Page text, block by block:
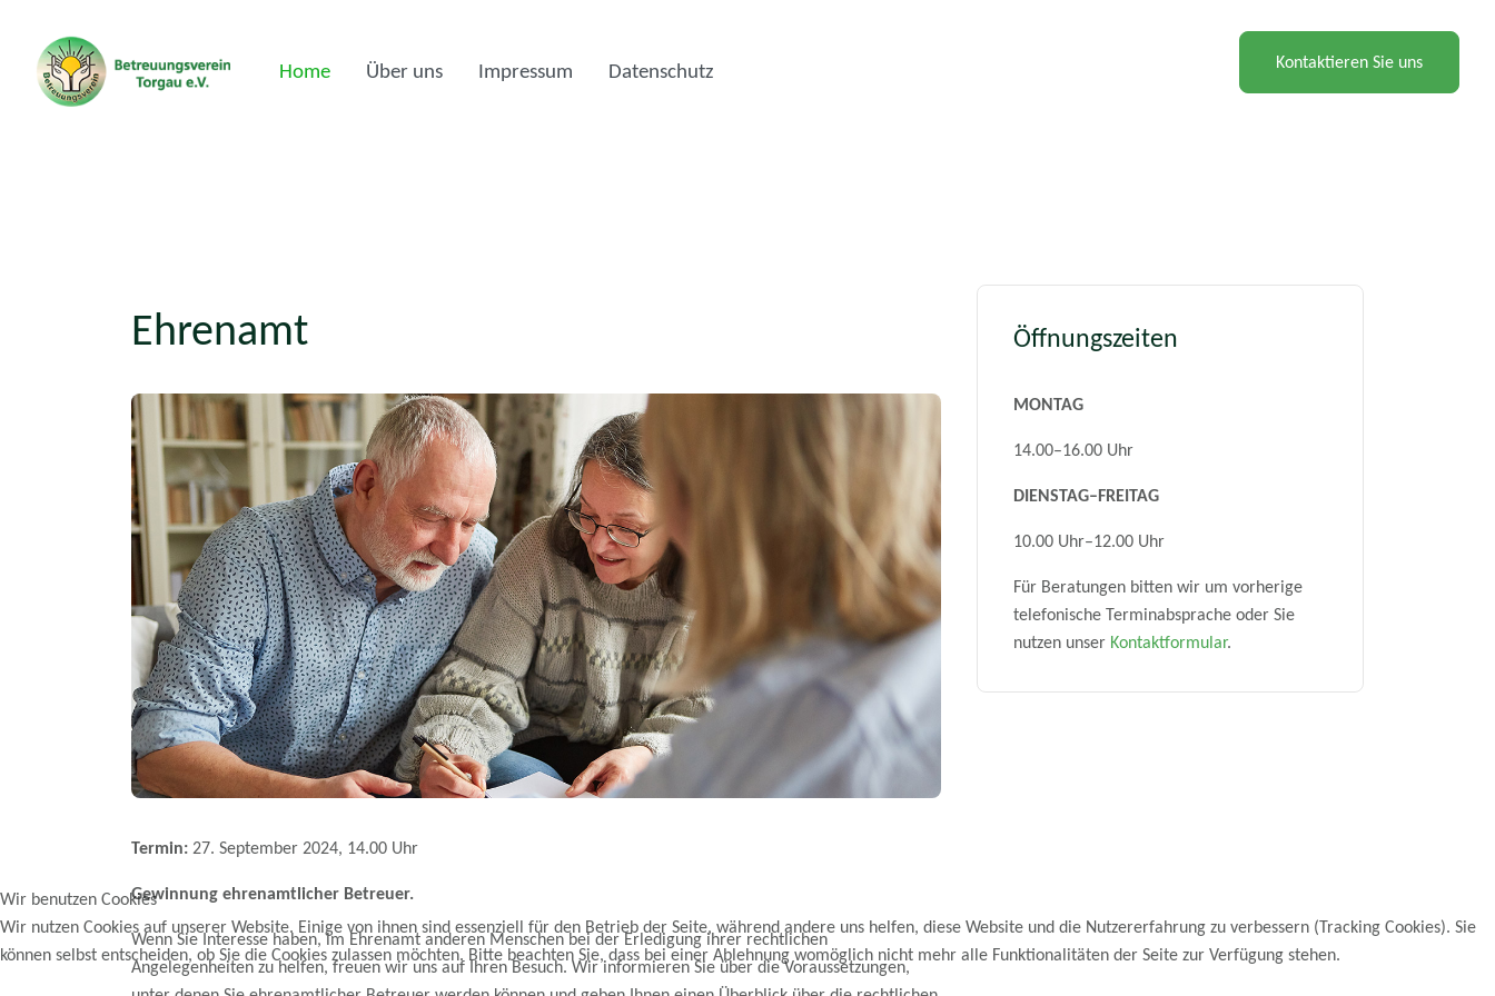
Home Über uns Impressum Datenschutz Kontaktieren Sie uns
Ehrenamt
Termin: 27. September 2024, 14.00 Uhr
Gewinnung ehrenamtlicher Betreuer.
Wenn Sie Interesse haben, im Ehrenamt anderen Menschen bei der Erledigung ihrer rechtlichen
Angelegenheiten zu helfen, freuen wir uns auf Ihren Besuch. Wir informieren Sie über die Voraussetzungen,
Öffnungszeiten
MONTAG
14.00–16.00 Uhr
DIENSTAG–FREITAG
10.00 Uhr–12.00 Uhr
Für Beratungen bitten wir um vorherige
telefonische Terminabsprache oder Sie
nutzen unser Kontaktformular.
Wir benutzen Cookies
Wir nutzen Cookies auf unserer Website. Einige von ihnen sind essenziell für den Betrieb der Seite, während andere uns helfen, diese Website und die Nutzererfahrung zu verbessern (Tracking Cookies). Sie
können selbst entscheiden, ob Sie die Cookies zulassen möchten. Bitte beachten Sie, dass bei einer Ablehnung womöglich nicht mehr alle Funktionalitäten der Seite zur Verfügung stehen.